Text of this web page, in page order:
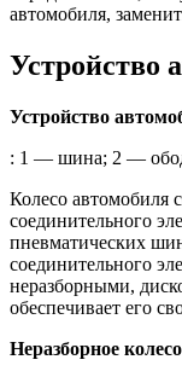
автомобиля,
Устройство
Устройство
: 1 — шина; 2 —
Колесо автомобиля
соединительного
пневматических
соединительного
неразборными,
обеспечивает его
Неразборное